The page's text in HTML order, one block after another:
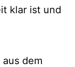
klar ist und
dem